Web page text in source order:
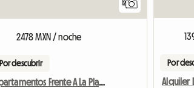
12
2478 MXN / noche
Por descubrir
Apartamentos Frente A La Playa En Alquiler
Por